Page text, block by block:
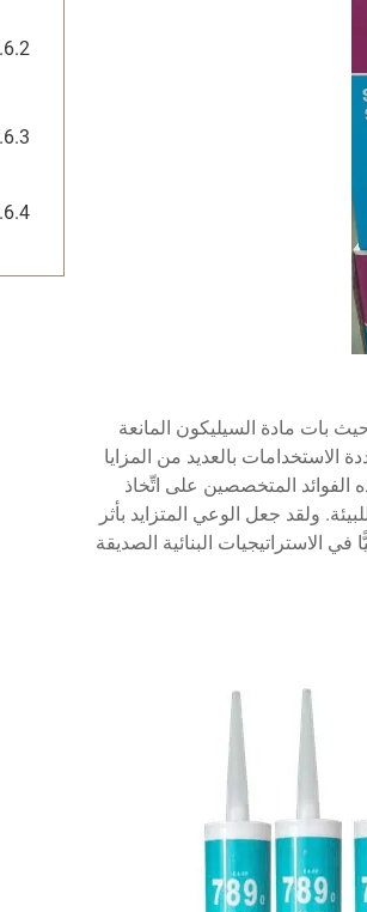
بات مادة السيليكون المانعة
الاستخدامات بالعديد من المزايا
المتخصصين على اتِّخاذ
ولقد جعل الوعي المتزايد بأثر
الاستراتيجيات البنائية الصديقة